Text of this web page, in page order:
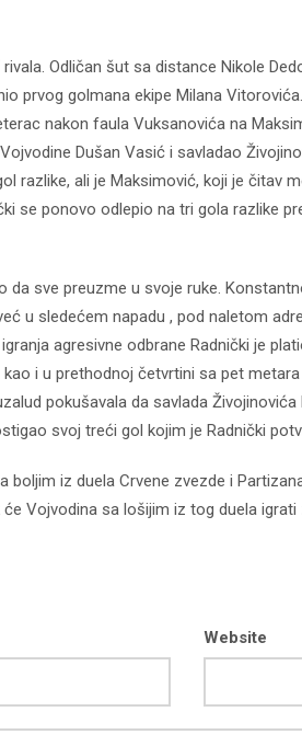
Odličan šut sa distance Nikole
prvog golmana ekipe Milana
nakon faula Vuksanovića na
Dušan Vasić i savladao
razlike, ali je Maksimović, koji je čitav
se ponovo odlepio na tri gola razlike
sve preuzme u svoje ruke.
u sledećem napadu , pod naletom
agresivne odbrane Radnički je
i u prethodnoj četvrtini sa pet
pokušavala da savlada
svoj treći gol kojim je Radnički
iz duela Crvene zvezde i
će Vojvodina sa lošijim iz tog duela
Website
kod04-
2018